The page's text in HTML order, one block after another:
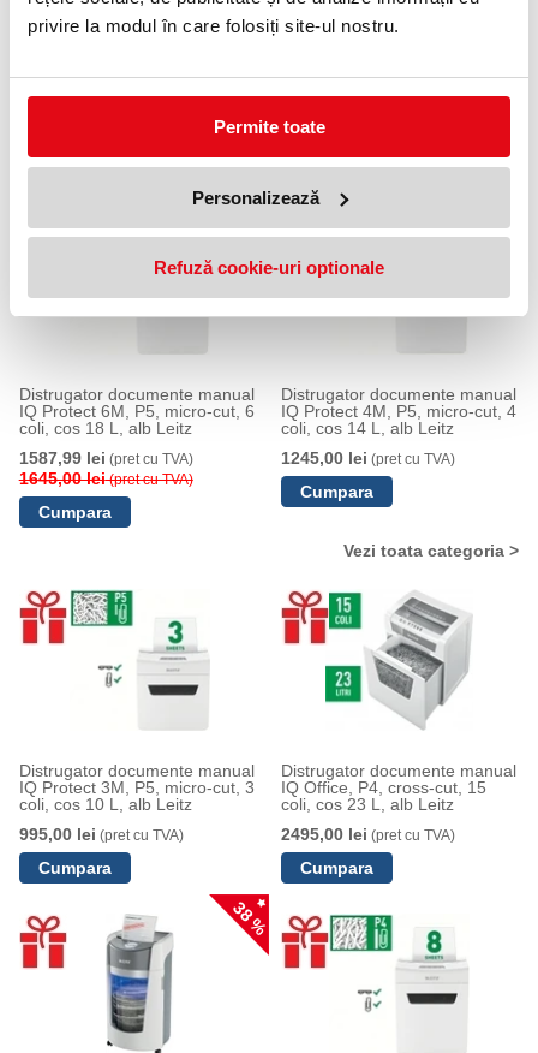
privire la modul în care folosiți site-ul nostru.
Permite toate
Personalizează
Refuză cookie-uri optionale
coli, cos 18 L, alb Leitz
775,00 lei
3 %
Distrugator documente manual
IQ Protect 6M, P5, micro-cut, 6
coli, cos 18 L, alb Leitz
1587,99 lei (pret cu TVA)
1645,00 lei(pret cu TVA)
Distrugator documente manual
IQ Protect 4M, P5, micro-cut, 4
coli, cos 14 L, alb Leitz
1245,00 lei (pret cu TVA)
Vezi toata categoria >
Distrugator documente manual
IQ Protect 3M, P5, micro-cut, 3
coli, cos 10 L, alb Leitz
995,00 lei (pret cu TVA)
Distrugator documente manual
IQ Office, P4, cross-cut, 15
coli, cos 23 L, alb Leitz
2495,00 lei (pret cu TVA)
38 %